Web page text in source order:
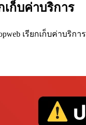
เก็บค่าบริการ
เรียกเก็บค่าบริการ